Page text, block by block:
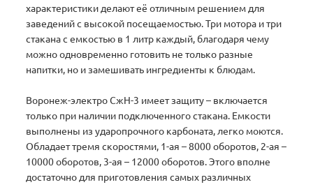
характеристики делают её отличным решением для
заведений с высокой посещаемостью. Три мотора и три
стакана с емкостью в 1 литр каждый, благодаря чему
можно одновременно готовить не только разные
напитки, но и замешивать ингредиенты к блюдам.
Воронеж-электро СжН-3 имеет защиту – включается
только при наличии подключенного стакана. Емкости
выполнены из ударопрочного карбоната, легко моются.
Обладает тремя скоростями, 1-ая – 8000 оборотов, 2-ая –
10000 оборотов, 3-ая – 12000 оборотов. Этого вполне
достаточно для приготовления самых различных